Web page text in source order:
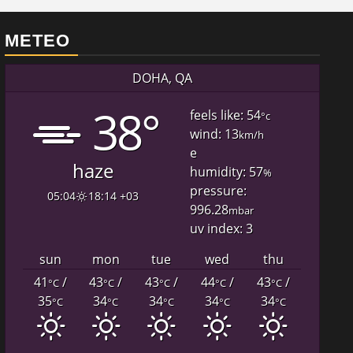
METEO
DOHA, QA
38°
haze
05:04 18:14 +03
feels like: 54°c
wind: 13km/h
e
humidity: 57%
pressure:
996.28mbar
uv index: 3
sun
mon tue wed
thu
41°C/
35°C
43°C/
34°C
43°C/
34°C
44°C/
34°C
43°C/
34°C